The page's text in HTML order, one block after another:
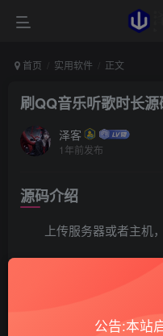
首页 实用软件 正文
刷QQ音乐听歌时长源
泽客
1年前发布
源码介绍
上传服务器或者主机
公告:本站